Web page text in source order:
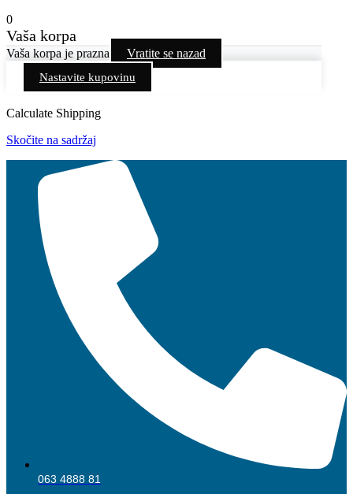
0
Vaša korpa
Vaša korpa je prazna Vratite se nazad
Nastavite kupovinu
Calculate Shipping
Skočite na sadržaj
063 4888 81